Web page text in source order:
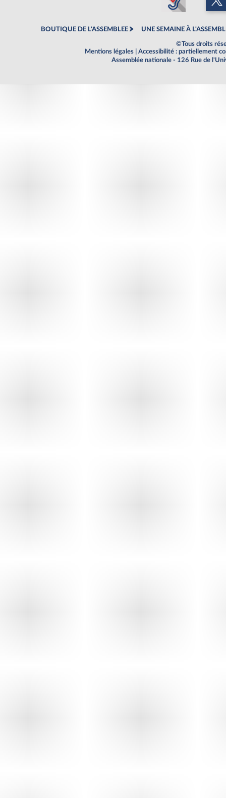
BOUTIQUE DE L'ASSEMBLEE UNE SEMAINE À
©Tous droits
Mentions légales
Accessibilité : partiellement
Assemblée nationale - 126 Rue de